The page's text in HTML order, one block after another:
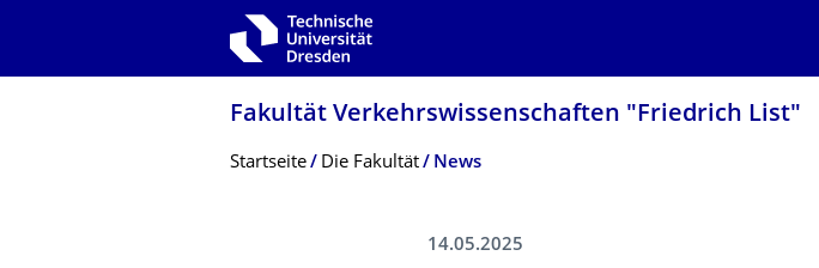
Zur Hauptnavigation springen
Fakultät Verkehrswissen­schaften "Friedrich List"
Breadcrumb-Menü
Startseite Die Fakultät News
14.05.2025